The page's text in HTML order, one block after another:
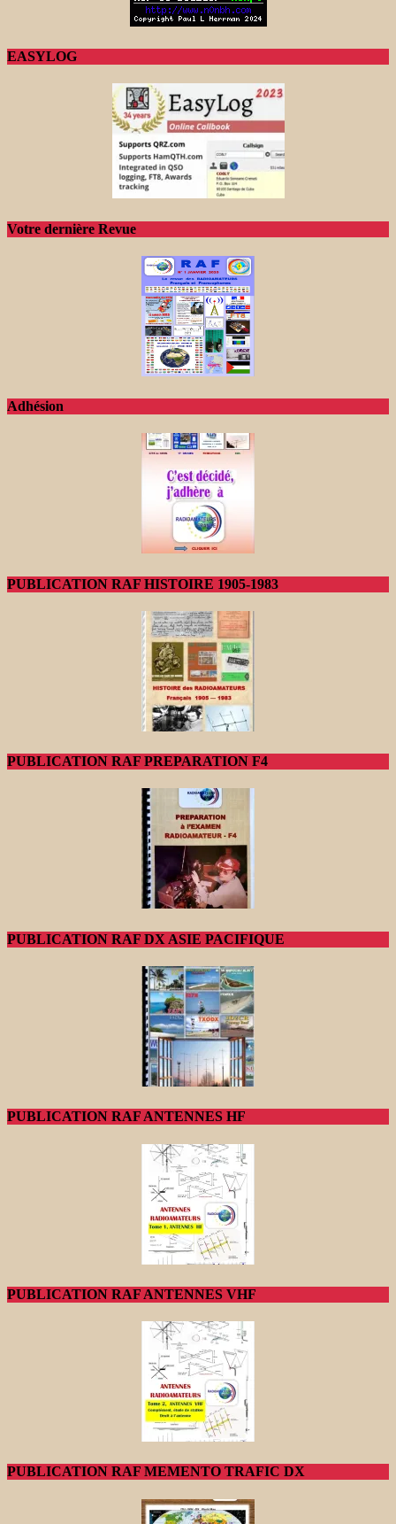
EASYLOG
Votre dernière Revue
Adhésion
PUBLICATION RAF HISTOIRE 1905-1983
PUBLICATION RAF PREPARATION F4
PUBLICATION RAF DX ASIE PACIFIQUE
PUBLICATION RAF ANTENNES HF
PUBLICATION RAF ANTENNES VHF
PUBLICATION RAF MEMENTO TRAFIC DX